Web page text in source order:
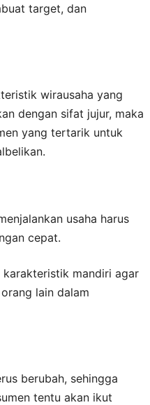
target, dan
wirausaha yang
dengan sifat jujur, maka
yang tertarik untuk
usaha harus
cepat.
karakteristik mandiri agar
lain dalam
berubah, sehingga
tentu akan ikut